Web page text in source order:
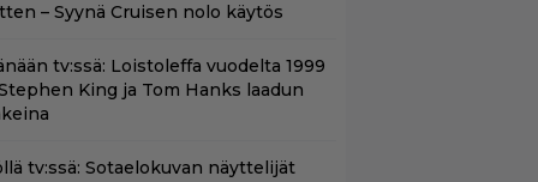
– Syynä Cruisen nolo käytös
tv:ssä: Loistoleffa vuodelta 1999
King ja Tom Hanks laadun
tv:ssä: Sotaelokuvan näyttelijät